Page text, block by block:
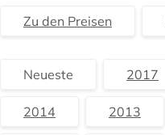
Zu den Preisen
Neueste 2017
2014 2013